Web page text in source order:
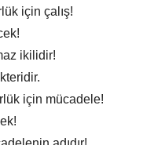
için çalış!
ikilidir!
için mücadele!